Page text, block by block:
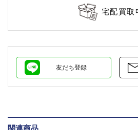
宅配買取
友だち登録
関連商品